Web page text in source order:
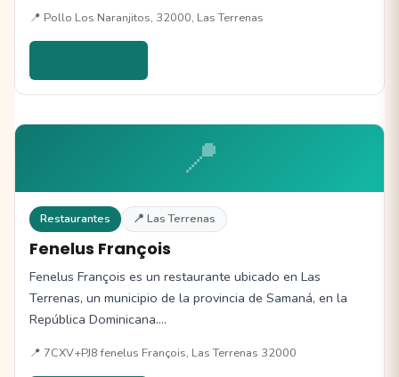
📍 Pollo Los Naranjitos, 32000, Las Terrenas
📍
Restaurantes 📍 Las Terrenas
Fenelus François
Fenelus François es un restaurante ubicado en Las
Terrenas, un municipio de la provincia de Samaná, en la
República Dominicana.…
📍 7CXV+PJ8 fenelus François, Las Terrenas 32000